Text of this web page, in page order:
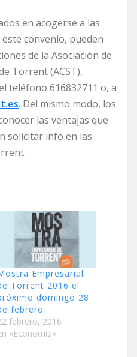
en acogerse a las
convenio, pueden
de la Asociación de
Torrent (ACST),
teléfono 616832711 o, a
. Del mismo modo, los
las ventajas que
solicitar info en las
Empresarial
Torrent 2016 el
domingo 28
febrero
febrero, 2016
«Economía»